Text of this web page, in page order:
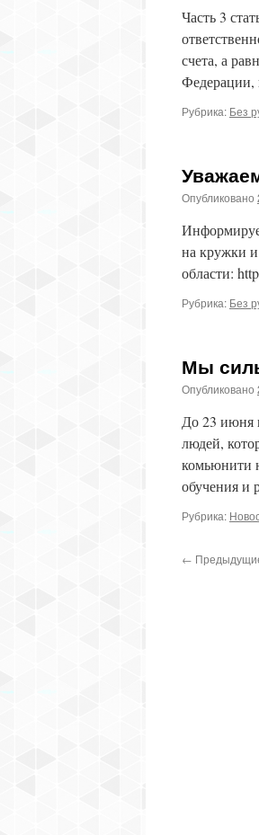
Часть 3
счета, а
Федерации,
Рубрика: Без
Опубликовано
на кружки и
области:
Рубрика: Без
Мы
Опубликовано
До 23 июня
людей,
комьюнити
обучения и
Рубрика:
←